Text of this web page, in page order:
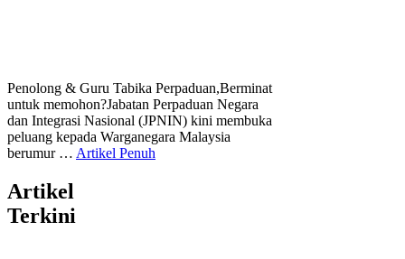
Penolong & Guru Tabika Perpaduan,Berminat
untuk memohon?Jabatan Perpaduan Negara
dan Integrasi Nasional (JPNIN) kini membuka
peluang kepada Warganegara Malaysia
berumur … Artikel Penuh
Artikel
Terkini